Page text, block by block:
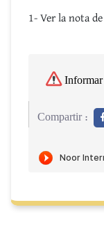
1- Ver la nota
Informar
Compartir :